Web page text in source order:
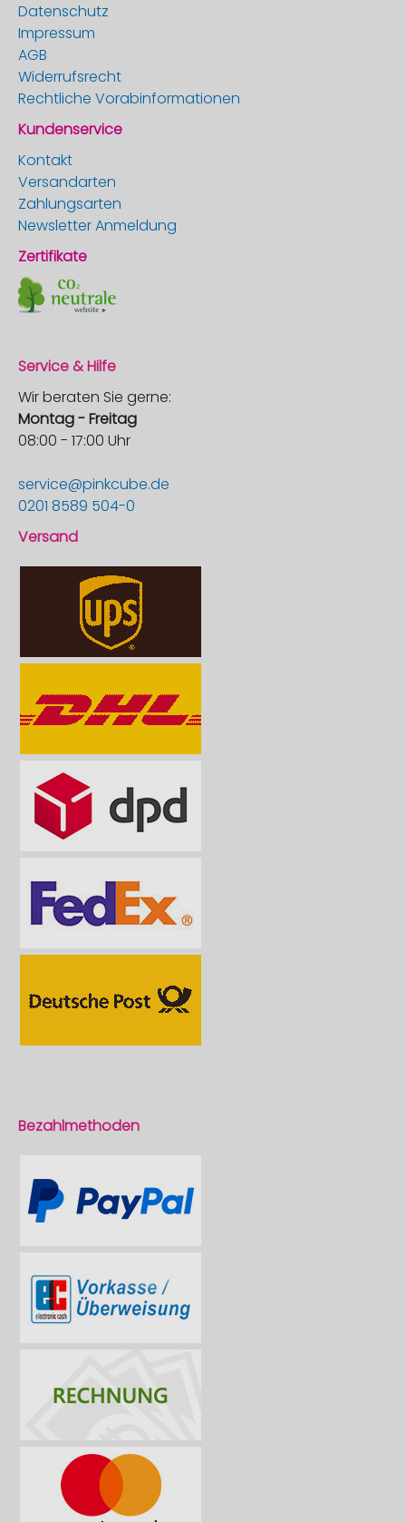
Datenschutz
Impressum
AGB
Widerrufsrecht
Rechtliche Vorabinformationen
Kundenservice
Kontakt
Versandarten
Zahlungsarten
Newsletter Anmeldung
Zertifikate
Service & Hilfe
Wir beraten Sie gerne:
Montag - Freitag
08:00 - 17:00 Uhr
service@pinkcube.de
0201 8589 504-0
Versand
Bezahlmethoden